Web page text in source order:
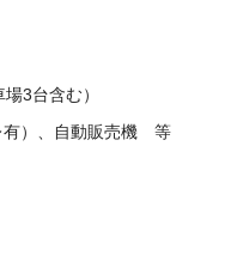
3台含む）
有）、自動販売機 等